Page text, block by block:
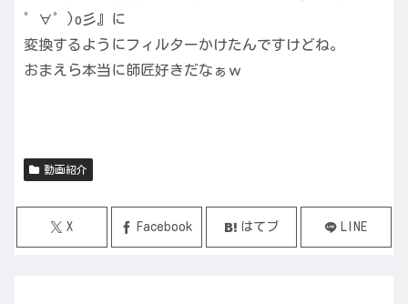
゜∀゜)o彡』に
変換するようにフィルターかけたんですけどね。
おまえら本当に師匠好きだなぁｗ
動画紹介
X Facebook はてブ LINE